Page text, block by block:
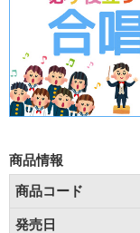
商品情報
商品コード
発売日